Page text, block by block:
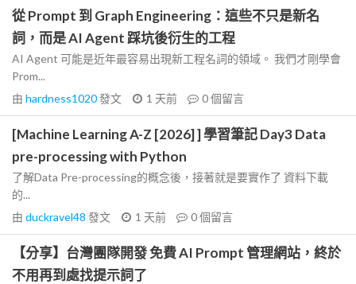
從 Prompt 到 Graph Engineering：這些不只是新名
詞，而是 AI Agent 踩坑後衍生的工程
AI Agent 可能是近年最容易出現新工程名詞的領域。 我們才剛學會
Prom...
由 hardness1020發文 1 天前 0個留言
[Machine Learning A-Z [2026] ] 學習筆記 Day3 Data
pre-processing with Python
了解Data Pre-processing的概念後，接著就是要實作了 資料下載
的...
由 duckravel48 發文 1 天前 0個留言
【分享】台灣團隊開發 免費 AI Prompt 管理網站，終於
不用再到處找提示詞了